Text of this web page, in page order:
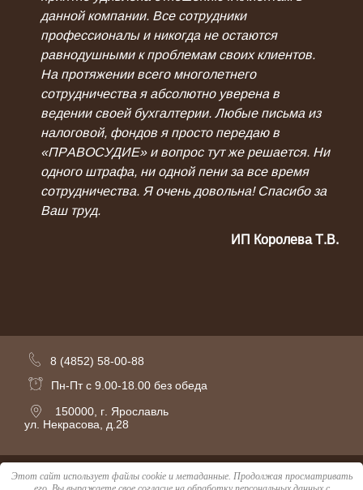
Этот сайт использует файлы cookie и метаданные. Продолжая просматривать
данной компании. Все сотрудники
профессионалы и никогда не остаются
равнодушными к проблемам своих клиентов.
На протяжении всего многолетнего
сотрудничества я абсолютно уверена в
ведении своей бухгалтерии. Любые письма из
налоговой, фондов я просто передаю в
«ПРАВОСУДИЕ» и вопрос тут же решается. Ни
одного штрафа, ни одной пени за все время
сотрудничества. Я очень довольна! Спасибо за
Ваш труд.
ИП Королева Т.В.
8 (4852) 58-00-88
Пн-Пт с 9.00-18.00 без обеда
150000, г. Ярославль
ул. Некрасова, д.28
Copyright © 2011 - 2026